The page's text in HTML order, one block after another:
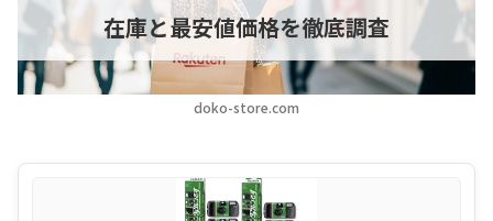
doko-store.com
在庫と最安値価格を徹底調査